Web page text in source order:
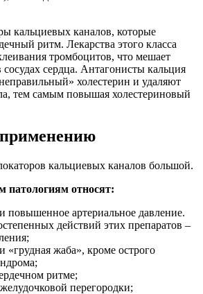
кальциевых каналов, которые
ритм. Лекарства этого класса
тромбоцитов, что мешает
сосудах сердца. Антагонисты кальция
холестерин и удаляют
тем самым повышая холестериновый
кальциевых каналов большой.
патологиям относят:
повышенное артериальное давление.
действий этих препаратов –
«грудная жаба», кроме острого
ритме;
перегородки;